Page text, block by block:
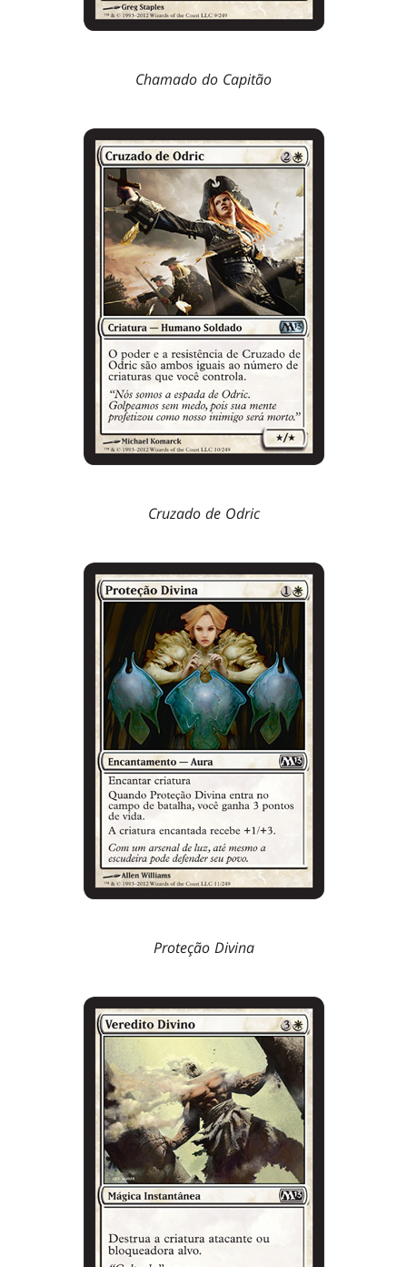
Chamado do Capitão
Cruzado de Odric
Proteção Divina